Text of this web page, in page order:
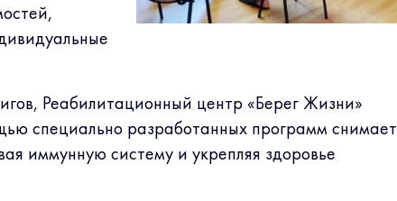
Реабилитационный центр «Берег Жизни»
специально разработанных программ снимает
иммунную систему и укрепляя здоровье